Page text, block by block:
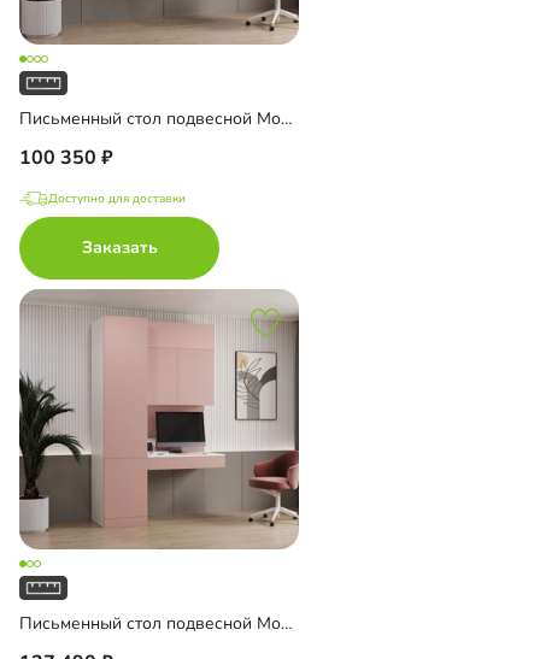
Письменный стол подвесной Мобаро-9
100 350
Доступно для доставки
Заказать
Письменный стол подвесной Мобаро-10